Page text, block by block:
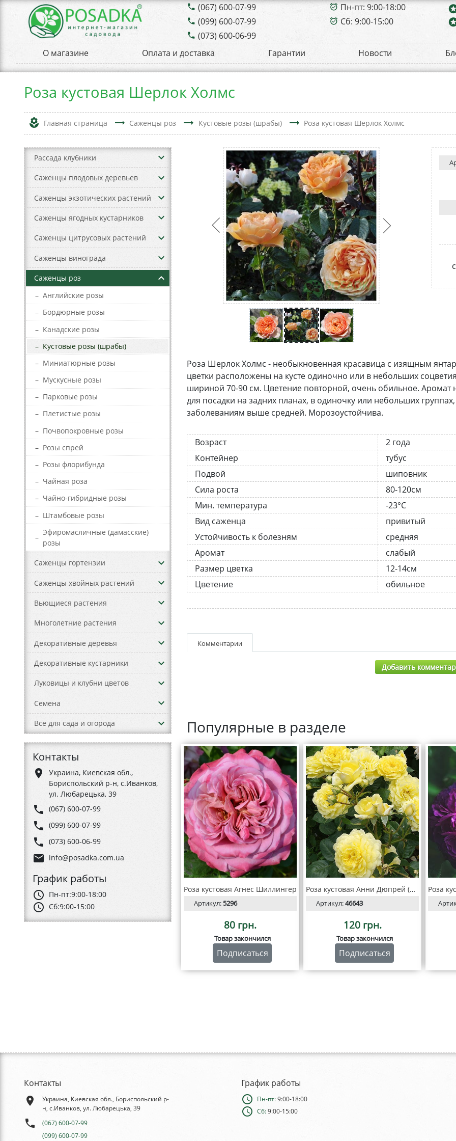
phone (067) 600-07-99
phone (099) 600-07-99
phone (073) 600-06-99
alarm_on Пн-пт: 9:00-18:00
alarm_on Сб: 9:00-15:00
О магазине Оплата и доставка Гарантии Новости
Роза кустовая Шерлок Холмс
local_florist Главная страница trending_flat Саженцы роз trending_flat Кустовые розы (шрабы) trending_flat Роза кустовая Шерлок Холмс
Рассада клубники keyboard_arrow_down
Саженцы плодовых деревьев keyboard_arrow_down
Саженцы экзотических растений keyboard_arrow_down
Саженцы ягодных кустарников keyboard_arrow_down
Саженцы цитрусовых растений keyboard_arrow_down
Саженцы винограда keyboard_arrow_down
Саженцы роз keyboard_arrow_up
– Английские розы
– Бордюрные розы
– Канадские розы
– Кустовые розы (шрабы)
– Миниатюрные розы
– Мускусные розы
– Парковые розы
– Плетистые розы
– Почвопокровные розы
– Розы спрей
– Розы флорибунда
– Чайная роза
– Чайно-гибридные розы
– Штамбовые розы
–
Эфиромасличные (дамасские)
розы
Саженцы гортензии keyboard_arrow_down
Саженцы хвойных растений keyboard_arrow_down
Вьющиеся растения keyboard_arrow_down
Многолетние растения keyboard_arrow_down
Декоративные деревья keyboard_arrow_down
Декоративные кустарники keyboard_arrow_down
Луковицы и клубни цветов keyboard_arrow_down
Семена keyboard_arrow_down
Все для сада и огорода keyboard_arrow_down
Контакты
place
Украина, Киевская обл.,
Бориспольский р-н, с.Иванков,
ул. Любарецька, 39
phone (067) 600-07-99
phone (099) 600-07-99
phone (073) 600-06-99
email info@posadka.com.ua
График работы
schedule Пн-пт:9:00-18:00
schedule Сб:9:00-15:00
Роза Шерлок Холмс - необыкновенная красавица с изящным
цветки расположены на кусте одиночно или в небольших
шириной 70-90 см. Цветение повторной, очень обильное.
для посадки на задних планах, в одиночку или небольших
заболеваниям выше средней. Морозоустойчива.
Возраст
2 года
Контейнер
тубус
Подвой
шиповник
Сила роста
80-120см
Мин. температура
-23°C
Вид саженца
привитый
Устойчивость к болезням
средняя
Аромат
слабый
Размер цветка
12-14см
Цветение
обильное
Комментарии
Добавить
Популярные в разделе
Роза кустовая Агнес Шиллингер
Артикул:5296
80 грн.
Товар закончился
Подписаться
Роза кустовая Анни Дюпрей (Anny Duperey)
Артикул:46643
120 грн.
Товар закончился
Подписаться
Контакты
place
Украина, Киевская обл., Бориспольский р-
н, с.Иванков, ул. Любарецька, 39
phone
(067) 600-07-99
(099) 600-07-99
График работы
schedule Пн-пт: 9:00-18:00
schedule Сб: 9:00-15:00